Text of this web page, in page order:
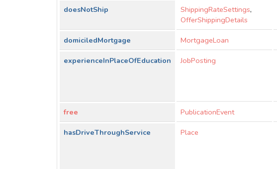
doesNotShip ShippingRateSettings,
OfferShippingDetails
domiciledMortgage MortgageLoan
experienceInPlaceOfEducation JobPosting
free PublicationEvent
hasDriveThroughService Place